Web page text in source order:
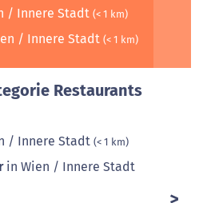
/ Innere Stadt (< 1 km)
/ Innere Stadt (< 1 km)
Restaurants
/ Innere Stadt (< 1 km)
in Wien / Innere Stadt